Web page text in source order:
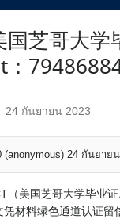
国芝哥大
：
24 กันยายน 2023
(anonymous) 24 กันยาย
（美国芝哥大学毕业
凭材料绿色通道认证